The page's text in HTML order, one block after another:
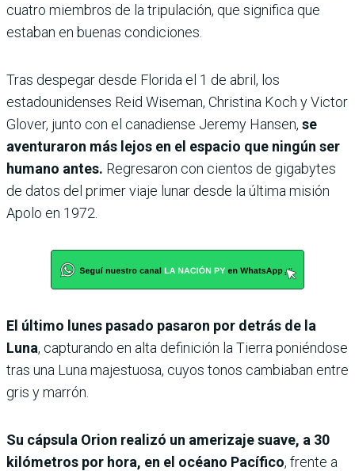
cuatro miembros de la tripulación, que significa que
estaban en buenas condiciones.
Tras despegar desde Florida el 1 de abril, los
estadounidenses Reid Wiseman, Christina Koch y Victor
Glover, junto con el canadiense Jeremy Hansen, se
aventuraron más lejos en el espacio que ningún ser
humano antes. Regresaron con cientos de gigabytes
de datos del primer viaje lunar desde la última misión
Apolo en 1972.
El último lunes pasado pasaron por detrás de la
Luna, capturando en alta definición la Tierra poniéndose
tras una Luna majestuosa, cuyos tonos cambiaban entre
gris y marrón.
Su cápsula Orion realizó un amerizaje suave, a 30
kilómetros por hora, en el océano Pacífico, frente a